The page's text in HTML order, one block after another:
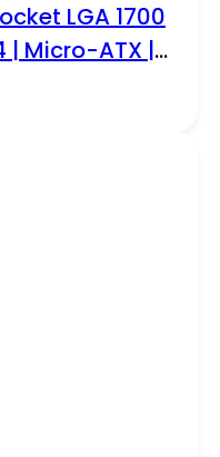
LGA 1700
| Micro-ATX |